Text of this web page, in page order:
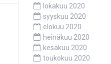
lokakuu 2020
syyskuu 2020
elokuu 2020
heinäkuu 2020
kesäkuu 2020
toukokuu 2020